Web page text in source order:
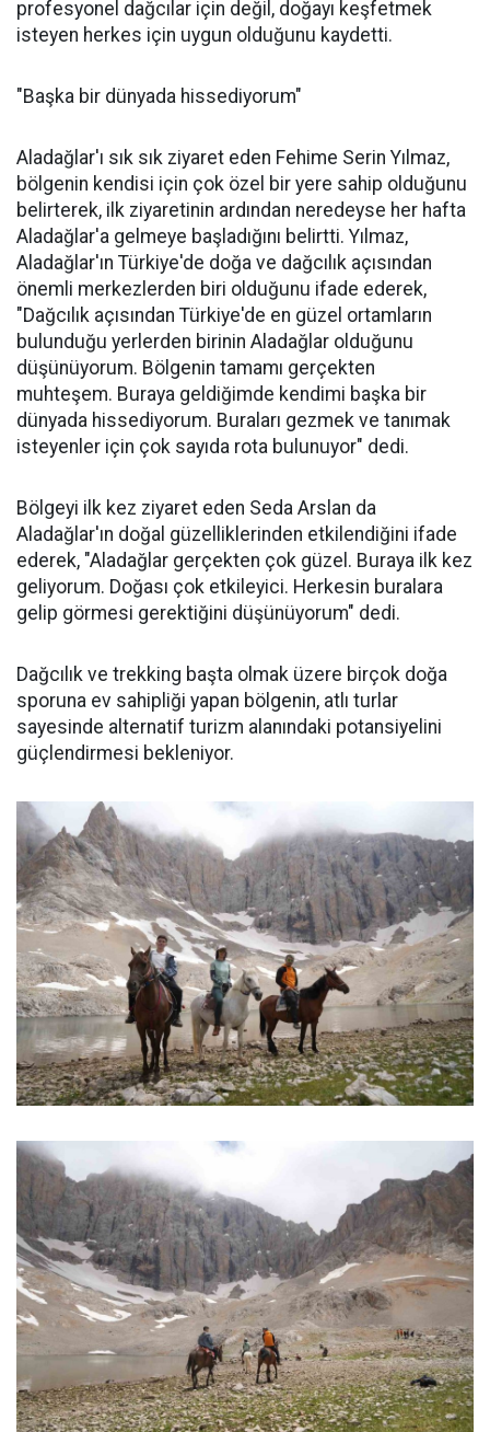
profesyonel dağcılar için değil, doğayı keşfetmek
isteyen herkes için uygun olduğunu kaydetti.
"Başka bir dünyada hissediyorum"
Aladağlar'ı sık sık ziyaret eden Fehime Serin Yılmaz,
bölgenin kendisi için çok özel bir yere sahip olduğunu
belirterek, ilk ziyaretinin ardından neredeyse her hafta
Aladağlar'a gelmeye başladığını belirtti. Yılmaz,
Aladağlar'ın Türkiye'de doğa ve dağcılık açısından
önemli merkezlerden biri olduğunu ifade ederek,
"Dağcılık açısından Türkiye'de en güzel ortamların
bulunduğu yerlerden birinin Aladağlar olduğunu
düşünüyorum. Bölgenin tamamı gerçekten
muhteşem. Buraya geldiğimde kendimi başka bir
dünyada hissediyorum. Buraları gezmek ve tanımak
isteyenler için çok sayıda rota bulunuyor" dedi.
Bölgeyi ilk kez ziyaret eden Seda Arslan da
Aladağlar'ın doğal güzelliklerinden etkilendiğini ifade
ederek, "Aladağlar gerçekten çok güzel. Buraya ilk kez
geliyorum. Doğası çok etkileyici. Herkesin buralara
gelip görmesi gerektiğini düşünüyorum" dedi.
Dağcılık ve trekking başta olmak üzere birçok doğa
sporuna ev sahipliği yapan bölgenin, atlı turlar
sayesinde alternatif turizm alanındaki potansiyelini
güçlendirmesi bekleniyor.